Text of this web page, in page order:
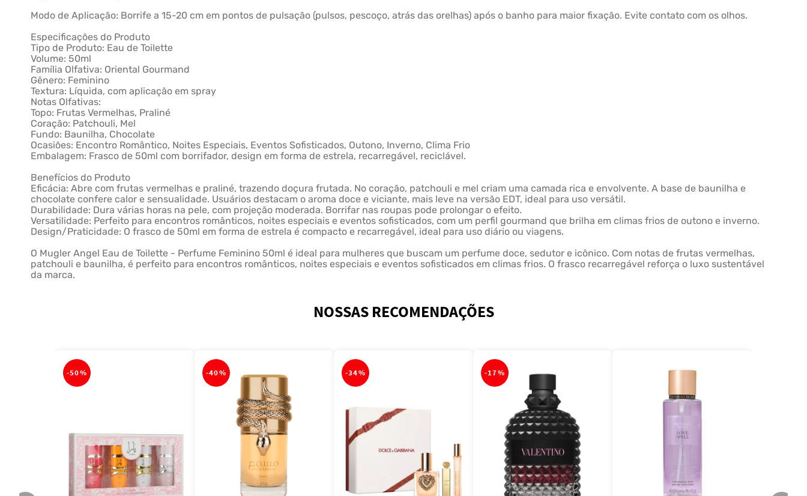
Modo de Aplicação: Borrife a 15-20 cm em pontos de pulsação (pulsos, pescoço, atrás das orelhas) após o banho para maior fixação. Evite contato com os olhos.
Especificações do Produto
Tipo de Produto: Eau de Toilette
Volume: 50ml
Família Olfativa: Oriental Gourmand
Gênero: Feminino
Textura: Líquida, com aplicação em spray
Notas Olfativas:
Topo: Frutas Vermelhas, Praliné
Coração: Patchouli, Mel
Fundo: Baunilha, Chocolate
Ocasiões: Encontro Romântico, Noites Especiais, Eventos Sofisticados, Outono, Inverno, Clima Frio
Embalagem: Frasco de 50ml com borrifador, design em forma de estrela, recarregável, reciclável.
Benefícios do Produto
Eficácia: Abre com frutas vermelhas e praliné, trazendo doçura frutada. No coração, patchouli e mel criam uma camada rica e envolvente. A base de baunilha e
chocolate confere calor e sensualidade. Usuários destacam o aroma doce e viciante, mais leve na versão EDT, ideal para uso versátil.
Durabilidade: Dura várias horas na pele, com projeção moderada. Borrifar nas roupas pode prolongar o efeito.
Versatilidade: Perfeito para encontros românticos, noites especiais e eventos sofisticados, com um perfil gourmand que brilha em climas frios de outono e inverno.
Design/Praticidade: O frasco de 50ml em forma de estrela é compacto e recarregável, ideal para uso diário ou viagens.
O Mugler Angel Eau de Toilette - Perfume Feminino 50ml é ideal para mulheres que buscam um perfume doce, sedutor e icônico. Com notas de frutas vermelhas,
patchouli e baunilha, é perfeito para encontros românticos, noites especiais e eventos sofisticados em climas frios. O frasco recarregável reforça o luxo sustentável
da marca.
NOSSAS RECOMENDAÇÕES
-50% -40% -34% -17%